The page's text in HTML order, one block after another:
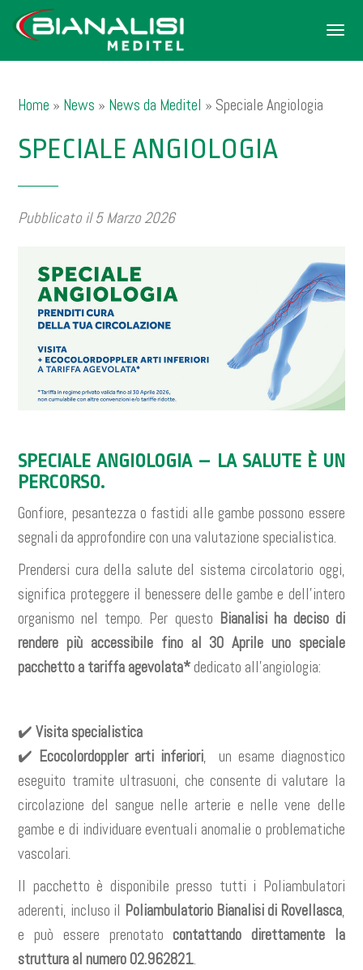
Menu
Home » News » News da Meditel » Speciale Angiologia
SPECIALE ANGIOLOGIA
Pubblicato il 5 Marzo 2026
SPECIALE ANGIOLOGIA – LA SALUTE È UN
PERCORSO.
Gonfiore, pesantezza o fastidi alle gambe possono essere
segnali da approfondire con una valutazione specialistica.
Prendersi cura della salute del sistema circolatorio oggi,
significa proteggere il benessere delle gambe e dell’intero
organismo nel tempo. Per questo Bianalisi ha deciso di
rendere più accessibile fino al 30 Aprile uno speciale
pacchetto a tariffa agevolata*dedicato all’angiologia:
✔️Visita specialistica
✔️ Ecocolordoppler arti inferiori, un esame diagnostico
eseguito tramite ultrasuoni, che consente di valutare la
circolazione del sangue nelle arterie e nelle vene delle
gambe e di individuare eventuali anomalie o problematiche
vascolari.
Il pacchetto è disponibile presso tutti i Poliambulatori
aderenti, incluso il Poliambulatorio Bianalisi di Rovellasca,
e può essere prenotato contattando direttamente la
struttura al numero 02.962821.